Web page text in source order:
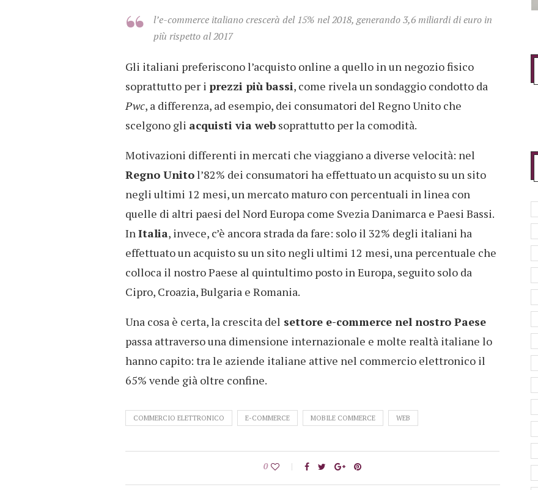
l’e-commerce italiano crescerà del 15% nel 2018, generando 3,6 miliardi di euro in
più rispetto al 2017
Gli italiani preferiscono l’acquisto online a quello in un negozio fisico
soprattutto per i prezzi più bassi, come rivela un sondaggio condotto da
Pwc, a differenza, ad esempio, dei consumatori del Regno Unito che
scelgono gli acquisti via web soprattutto per la comodità.
Motivazioni differenti in mercati che viaggiano a diverse velocità: nel
Regno Unitol’82% dei consumatori ha effettuato un acquisto su un sito
negli ultimi 12 mesi, un mercato maturo con percentuali in linea con
quelle di altri paesi del Nord Europa come Svezia Danimarca e Paesi Bassi.
InItalia, invece, c’è ancora strada da fare: solo il 32% degli italiani ha
effettuato un acquisto su un sito negli ultimi 12 mesi, una percentuale che
colloca il nostro Paese al quintultimo posto in Europa, seguito solo da
Cipro, Croazia, Bulgaria e Romania.
Una cosa è certa, la crescita del settore e-commerce nel nostro Paese
passa attraverso una dimensione internazionale e molte realtà italiane lo
hanno capito: tra le aziende italiane attive nel commercio elettronico il
65% vende già oltre confine.
COMMERCIO ELETTRONICO E-COMMERCE MOBILE COMMERCE WEB
0